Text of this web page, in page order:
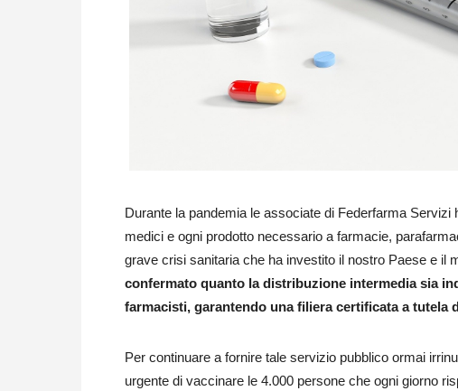
Durante la pandemia le associate di Federfarma
medici e ogni prodotto necessario a farmacie,
grave crisi sanitaria che ha investito il nostro Paese e il
confermato quanto la distribuzione intermedia sia
farmacisti, garantendo una filiera certificata a tutela
Per continuare a fornire tale servizio pubblico ormai
urgente di vaccinare le 4.000 persone che ogni giorno